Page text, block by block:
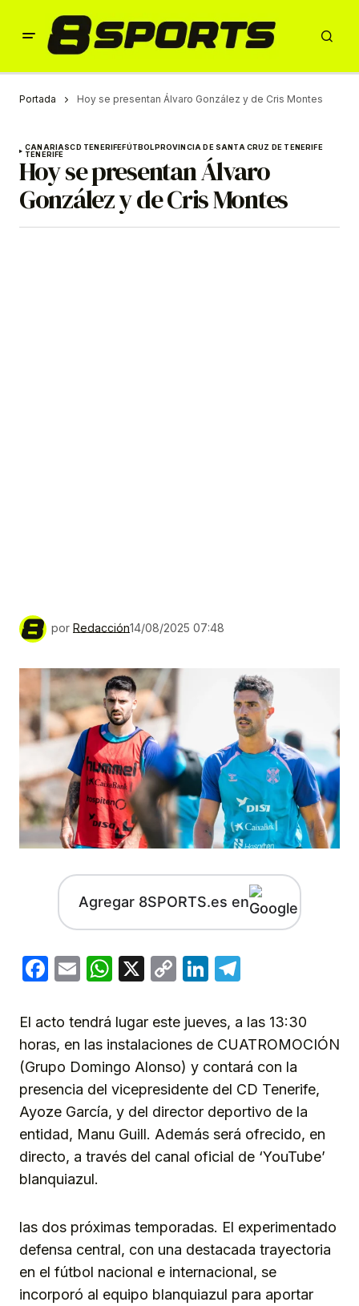
Portada Hoy se presentan Álvaro González y de Cris Montes
CANARIASCD TENERIFEFÚTBOLPROVINCIA DE SANTA CRUZ DE TENERIFE
TENERIFE
Hoy se presentan Álvaro
González y de Cris Montes
por Redacción14/08/2025 07:48
Agregar 8SPORTS.es en
Facebook
EmailWhatsApp
X
CopyLinkedIn
El acto tendrá lugar este jueves, a las 13:30
horas, en las instalaciones de CUATROMOCIÓN
(Grupo Domingo Alonso) y contará con la
presencia del vicepresidente del CD Tenerife,
Ayoze García, y del director deportivo de la
entidad, Manu Guill. Además será ofrecido, en
directo, a través del canal oficial de ‘YouTube’
blanquiazul.
las dos próximas temporadas. El experimentado
defensa central, con una destacada trayectoria
en el fútbol nacional e internacional, se
incorporó al equipo blanquiazul para aportar